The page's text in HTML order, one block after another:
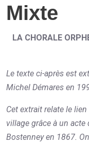
Mixte
LA CHORALE
Le texte ci-après est
Michel Démares en
Cet extrait relate le
village grâce à un
Bostenney en 1867.